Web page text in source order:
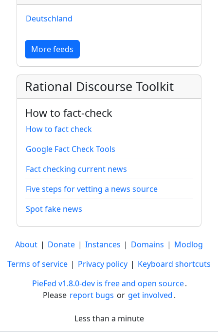
Deutschland
More feeds
Rational Discourse Toolkit
How to fact-check
How to fact check
Google Fact Check Tools
Fact checking current news
Five steps for vetting a news source
Spot fake news
About | Donate | Instances | Domains | Modlog
Terms of service | Privacy policy | Keyboard shortcuts
PieFed v1.8.0-dev is free and open source.
Please report bugs or get involved.
Less than a minute